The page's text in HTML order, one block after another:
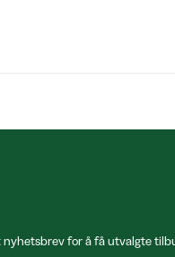
nyhetsbrev for å få utvalgte